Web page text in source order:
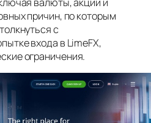
причин, по которым
с
входа в LimeFX,
ограничения.